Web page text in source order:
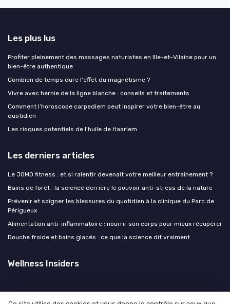
Les plus lus
Profiter pleinement des massages naturistes en Ille-et-Vilaine pour un
bien-être authentique
Combien de temps dure l'effet du magnétisme ?
Vivre avec hernie de la ligne blanche : conseils et traitements
Comment l’horoscope carpediem peut inspirer votre bien-être au
quotidien
Les risques potentiels de l'huile de Haarlem
Les derniers articles
Le JOMO fitness : et si ralentir devenait votre meilleur entraînement ?
Bains de forêt : la science derrière le pouvoir anti-stress de la nature
Prévenir et soigner les blessures du quotidien à la clinique du Parc de
Périgueux
Alimentation anti-inflammatoire : nourrir son corps pour mieux récupérer
Douche froide et bains glacés : ce que la science dit vraiment
Wellness Insiders